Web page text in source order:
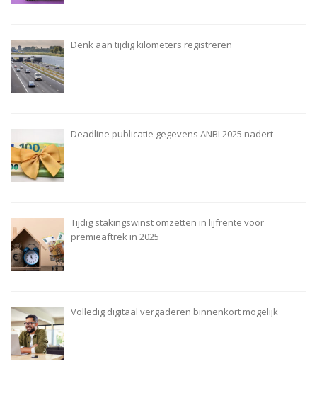
Denk aan tijdig kilometers registreren
Deadline publicatie gegevens ANBI 2025 nadert
Tijdig stakingswinst omzetten in lijfrente voor
premieaftrek in 2025
Volledig digitaal vergaderen binnenkort mogelijk